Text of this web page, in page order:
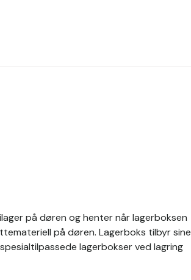
på døren og henter når lagerboksen
på døren. Lagerboks tilbyr sine
lagerbokser ved lagring